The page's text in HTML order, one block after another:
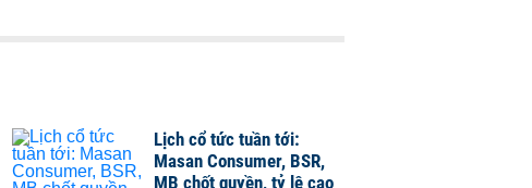
Lịch cổ tức tuần tới:
Masan Consumer, BSR,
MB chốt quyền, tỷ lệ cao